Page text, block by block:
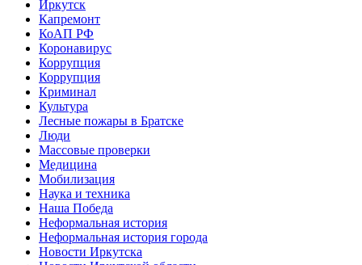
Иркутск
Капремонт
КоАП РФ
Коронавирус
Коррупция
Коррупция
Криминал
Культура
Лесные пожары в Братске
Люди
Массовые проверки
Медицина
Мобилизация
Наука и техника
Наша Победа
Неформальная история
Неформальная история города
Новости Иркутска